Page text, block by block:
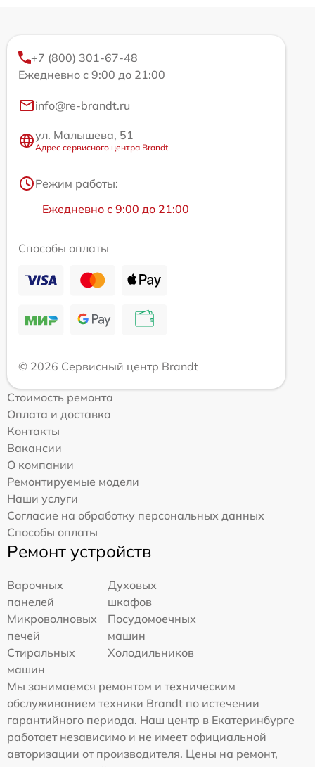
+7 (800) 301-67-48
Ежедневно с 9:00 до 21:00
info@re-brandt.ru
ул. Малышева, 51
Адрес сервисного центра Brandt
Режим работы:
Ежедневно с 9:00 до 21:00
Способы оплаты
© 2026 Сервисный центр Brandt
Стоимость ремонта
Оплата и доставка
Контакты
Вакансии
О компании
Ремонтируемые модели
Наши услуги
Согласие на обработку персональных данных
Способы оплаты
Ремонт устройств
Варочных
панелей
Духовых
шкафов
Микроволновых
печей
Посудомоечных
машин
Стиральных
машин
Холодильников
Мы занимаемся ремонтом и техническим
обслуживанием техники Brandt по истечении
гарантийного периода. Наш центр в Екатеринбурге
работает независимо и не имеет официальной
авторизации от производителя. Цены на ремонт,